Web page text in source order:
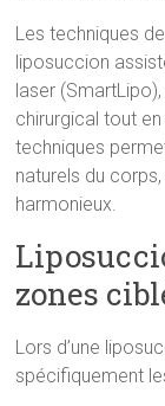
Les techniques
liposuccion
laser
chirurgical tout
techniques
naturels du
harmonieux.
zones
Lors d’une
spécifiquement